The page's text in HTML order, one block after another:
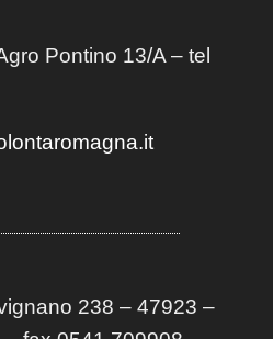
Pontino 13/A– tel
238 – 47923 –